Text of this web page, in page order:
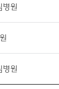
병원
병원